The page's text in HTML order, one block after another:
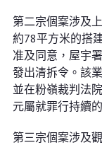
第二宗個䅁涉及
約78平方米的搭
准及同意，屋宇
發出清拆令。該
並在粉嶺裁判法
元屬就罪行持續
第三宗個䅁涉及